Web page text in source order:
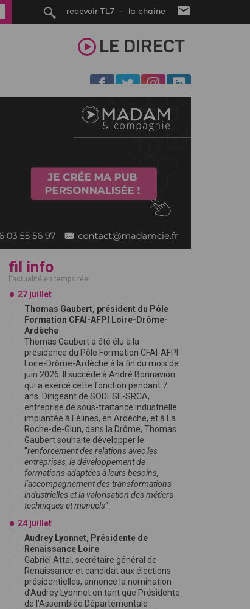
recevoir TL7 - la chaine
LE DIRECT
fil info
l'actualité en temps réel
27 juillet
Thomas Gaubert, président du Pôle
Formation CFAI-AFPI Loire-Drôme-
Ardèche
Thomas Gaubert a été élu à la
présidence du Pôle Formation CFAI-AFPI
Loire-Drôme-Ardèche à la fin du mois de
juin 2026. Il succède à André Bonnavion
qui a exercé cette fonction pendant 7
ans. Dirigeant de SODESE-SRCA,
entreprise de sous-traitance industrielle
implantée à Félines, en Ardèche, et à La
Roche-de-Glun, dans la Drôme, Thomas
Gaubert souhaite développer le
"renforcement des relations avec les
entreprises, le développement de
formations adaptées à leurs besoins,
l’accompagnement des transformations
industrielles et la valorisation des métiers
techniques et manuels".
24 juillet
Audrey Lyonnet, Présidente de
Renaissance Loire
Gabriel Attal, secrétaire général de
Renaissance et candidat aux élections
présidentielles, annonce la nomination
d’Audrey Lyonnet en tant que Présidente
de l’Assemblée Départementale